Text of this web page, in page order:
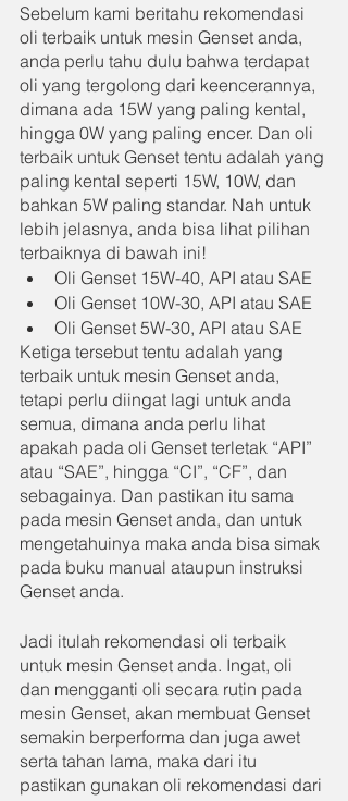
Sebelum kami beritahu rekomendasi
oli terbaik untuk mesin Genset anda,
anda perlu tahu dulu bahwa terdapat
oli yang tergolong dari keencerannya,
dimana ada 15W yang paling kental,
hingga 0W yang paling encer. Dan oli
terbaik untuk Genset tentu adalah yang
paling kental seperti 15W, 10W, dan
bahkan 5W paling standar. Nah untuk
lebih jelasnya, anda bisa lihat pilihan
terbaiknya di bawah ini!
Oli Genset 15W-40, API atau SAE
Oli Genset 10W-30, API atau SAE
Oli Genset 5W-30, API atau SAE
Ketiga tersebut tentu adalah yang
terbaik untuk mesin Genset anda,
tetapi perlu diingat lagi untuk anda
semua, dimana anda perlu lihat
apakah pada oli Genset terletak “API”
atau “SAE”, hingga “CI”, “CF”, dan
sebagainya. Dan pastikan itu sama
pada mesin Genset anda, dan untuk
mengetahuinya maka anda bisa simak
pada buku manual ataupun instruksi
Genset anda.
Jadi itulah rekomendasi oli terbaik
untuk mesin Genset anda. Ingat, oli
dan mengganti oli secara rutin pada
mesin Genset, akan membuat Genset
semakin berperforma dan juga awet
serta tahan lama, maka dari itu
pastikan gunakan oli rekomendasi dari